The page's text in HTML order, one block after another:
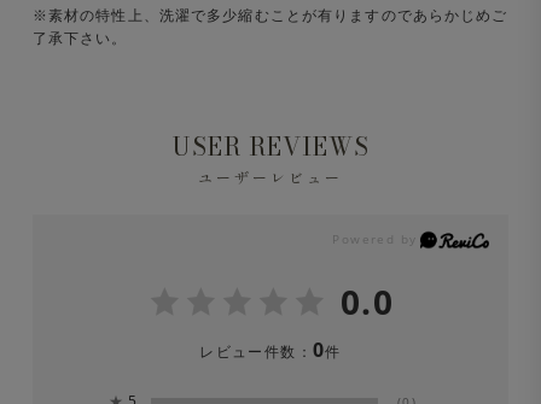
※素材の特性上、洗濯で多少縮むことが有りますのであらかじめご
了承下さい。
USER REVIEWS
ユーザーレビュー
0.0
レビュー件数： 0件